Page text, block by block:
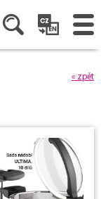
« zpět